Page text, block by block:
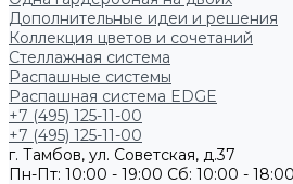
Дополнительные идеи и решения
Коллекция цветов и сочетаний
Стеллажная система
Распашные системы
Распашная система EDGE
+7 (495) 125-11-00
+7 (495) 125-11-00
г. Тамбов, ул. Советская, д.37
Пн-Пт: 10:00 - 19:00 Сб: 10:00 - 18:00